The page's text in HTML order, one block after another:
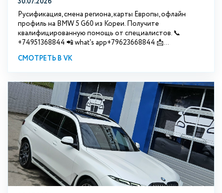
Русификация, смена региона, карты Европы, офлайн
профиль на BMW 5 G60 из Кореи. Получите
квалифицированную помощь от специалистов. 📞
+74951368844 📲 what's app+79623668844 📩...
СМОТРЕТЬ В VK